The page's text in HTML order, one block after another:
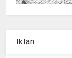
Iklan